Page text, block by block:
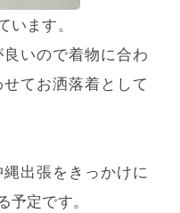
ます。
いので着物に合わ
てお洒落着として
出張をきっかけに
定です。